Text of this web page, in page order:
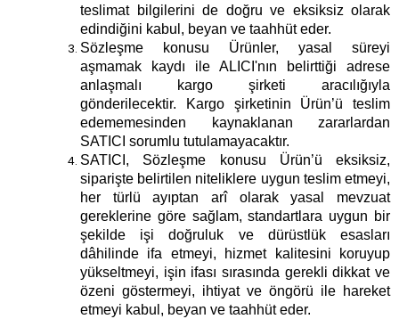
teslimat bilgilerini de doğru ve eksiksiz olarak
edindiğini kabul, beyan ve taahhüt eder.
Sözleşme konusu Ürünler, yasal süreyi
aşmamak kaydı ile ALICI'nın belirttiği adrese
anlaşmalı kargo şirketi aracılığıyla
gönderilecektir. Kargo şirketinin Ürün’ü teslim
edememesinden kaynaklanan zararlardan
SATICI sorumlu tutulamayacaktır.
SATICI, Sözleşme konusu Ürün’ü eksiksiz,
siparişte belirtilen niteliklere uygun teslim etmeyi,
her türlü ayıptan arî olarak yasal mevzuat
gereklerine göre sağlam, standartlara uygun bir
şekilde işi doğruluk ve dürüstlük esasları
dâhilinde ifa etmeyi, hizmet kalitesini koruyup
yükseltmeyi, işin ifası sırasında gerekli dikkat ve
özeni göstermeyi, ihtiyat ve öngörü ile hareket
etmeyi kabul, beyan ve taahhüt eder.